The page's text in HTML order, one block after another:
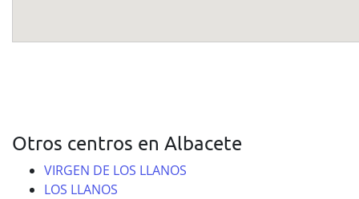
Otros centros en Albacete
VIRGEN DE LOS LLANOS
LOS LLANOS